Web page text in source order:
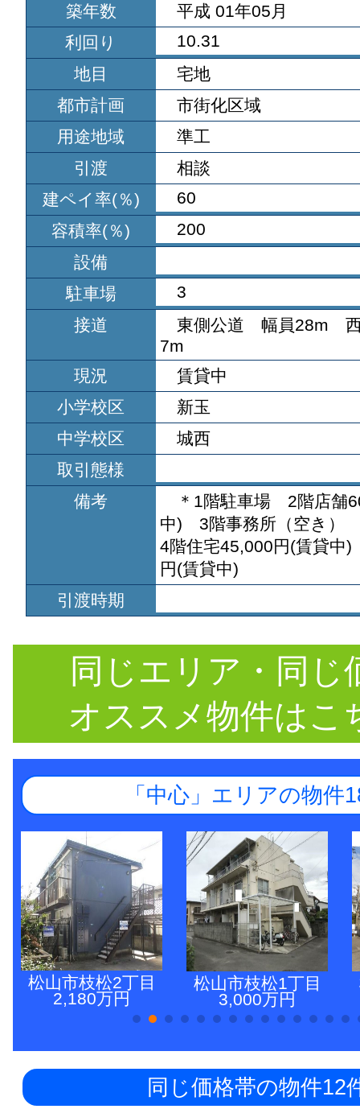
築年数
平成 01年05月
利回り
10.31
地目
宅地
都市計画
市街化区域
用途地域
準工
引渡
相談
建ペイ率(％)
60
容積率(％)
200
設備
駐車場
3
接道
東側公道 幅員28m
7m
現況
賃貸中
小学校区
新玉
中学校区
城西
取引態様
備考
＊1階駐車場 2階店舗
中) 3階事務所（空き）
4階住宅45,000円(賃貸中
円(賃貸中)
引渡時期
同じエリア・同じ
オススメ物件はこ
「中心」エリアの物件
松山市枝松2丁目
2,180万円
松山市枝松1丁目
3,000万円
同じ価格帯の物件12